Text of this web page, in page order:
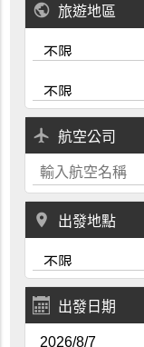
public 旅遊地區
local_airport 航空公司
place 出發地點
出發日期